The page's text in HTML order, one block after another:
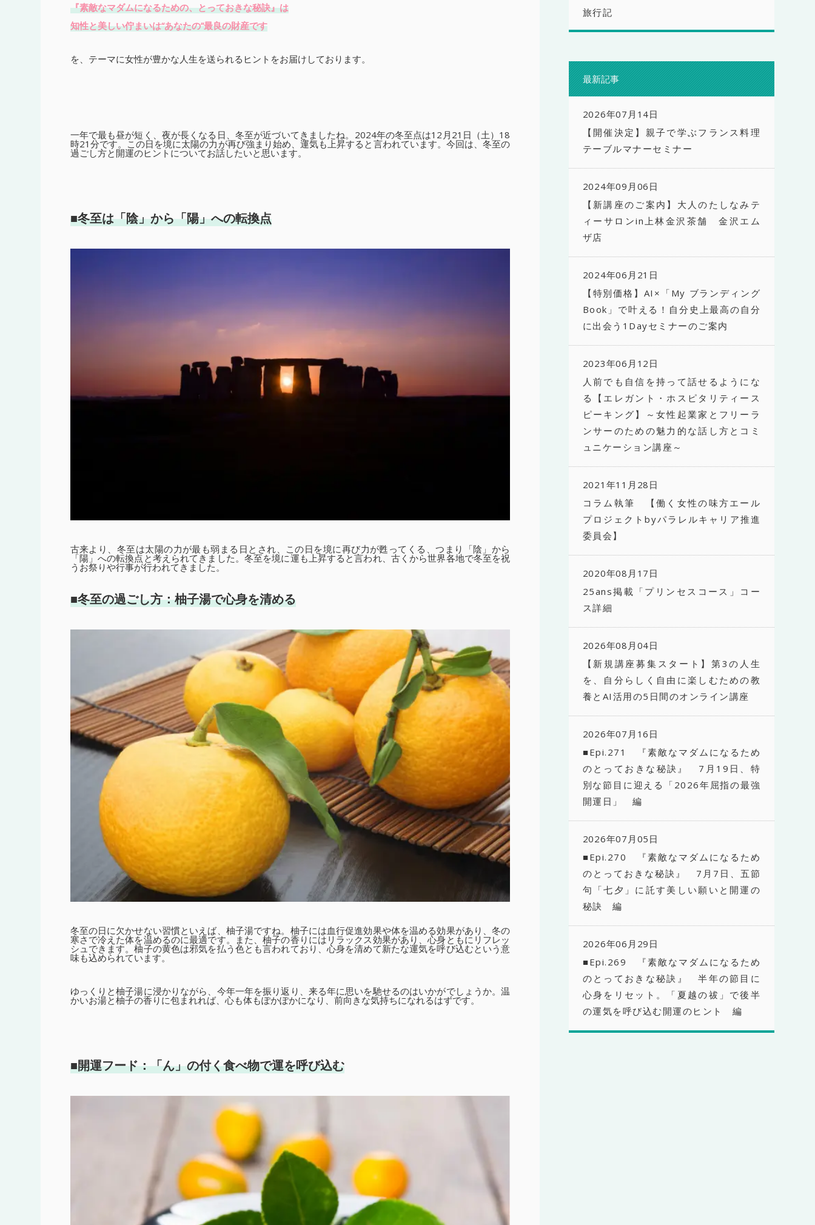
『素敵なマダムになるための、とっておきな秘訣』は
知性と美しい佇まいは“あなたの”最良の財産です
を、テーマに女性が豊かな人生を送られるヒントをお届けしております。
一年で最も昼が短く、夜が長くなる日、冬至が近づいてきましたね。2024年の冬至点は12月21日（土）18
時21分です。この日を境に太陽の力が再び強まり始め、運気も上昇すると言われています。今回は、冬至の
過ごし方と開運のヒントについてお話したいと思います。
■冬至は「陰」から「陽」への転換点
古来より、冬至は太陽の力が最も弱まる日とされ、この日を境に再び力が甦ってくる、つまり「陰」から
「陽」への転換点と考えられてきました。冬至を境に運も上昇すると言われ、古くから世界各地で冬至を祝
うお祭りや行事が行われてきました。
■冬至の過ごし方：柚子湯で心身を清める
冬至の日に欠かせない習慣といえば、柚子湯ですね。柚子には血行促進効果や体を温める効果があり、冬の
寒さで冷えた体を温めるのに最適です。また、柚子の香りにはリラックス効果があり、心身ともにリフレッ
シュできます。柚子の黄色は邪気を払う色とも言われており、心身を清めて新たな運気を呼び込むという意
味も込められています。
ゆっくりと柚子湯に浸かりながら、今年一年を振り返り、来る年に思いを馳せるのはいかがでしょうか。温
かいお湯と柚子の香りに包まれれば、心も体もぽかぽかになり、前向きな気持ちになれるはずです。
■開運フード：「ん」の付く食べ物で運を呼び込む
旅行記
最新記事
2026年07月14日
【開催決定】親子で学ぶフランス料理
テーブルマナーセミナー
2024年09月06日
【新講座のご案内】大人のたしなみテ
ィーサロンin上林金沢茶舗 金沢エム
ザ店
2024年06月21日
【特別価格】AI×「My ブランディング
Book」で叶える！自分史上最高の自分
に出会う1Dayセミナーのご案内
2023年06月12日
人前でも自信を持って話せるようにな
る【エレガント・ホスピタリティース
ピーキング】～女性起業家とフリーラ
ンサーのための魅力的な話し方とコミ
ュニケーション講座～
2021年11月28日
コラム執筆 【働く女性の味方エール
プロジェクトbyパラレルキャリア推進
委員会】
2020年08月17日
25ans掲載「プリンセスコース」コー
ス詳細
2026年08月04日
【新規講座募集スタート】第3の人生
を、自分らしく自由に楽しむための教
養とAI活用の5日間のオンライン講座
2026年07月16日
■Epi.271 『素敵なマダムになるため
のとっておきな秘訣』 7月19日、特
別な節目に迎える「2026年屈指の最強
開運日」 編
2026年07月05日
■Epi.270 『素敵なマダムになるため
のとっておきな秘訣』 7月7日、五節
句「七夕」に託す美しい願いと開運の
秘訣 編
2026年06月29日
■Epi.269 『素敵なマダムになるため
のとっておきな秘訣』 半年の節目に
心身をリセット。「夏越の祓」で後半
の運気を呼び込む開運のヒント 編